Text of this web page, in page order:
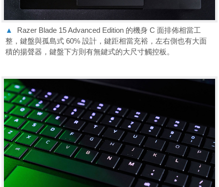
▲
Razer Blade 15 Advanced Edition 的機身 C 面排佈相當工
整，鍵盤與孤島式 60% 設計，鍵距相當充裕，左右側也有大面
積的揚聲器，鍵盤下方則有無鍵式的大尺寸觸控板。